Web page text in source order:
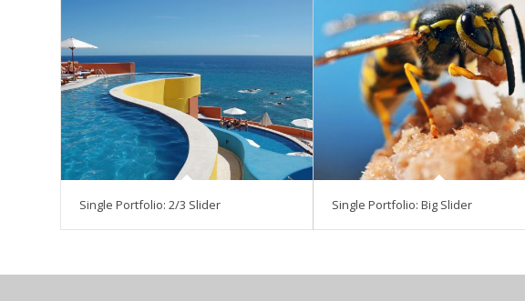
Single Portfolio: 2/3 Slider Single Portfolio: Big Slider